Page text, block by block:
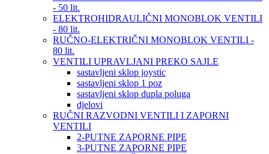
- 50 lit.
ELEKTROHIDRAULIČNI MONOBLOK VENTILI
- 80 lit.
RUČNO-ELEKTRIČNI MONOBLOK VENTILI -
80 lit.
VENTILI UPRAVLJANI PREKO SAJLE
sastavljeni sklop joystic
sastavljeni sklop 1 poz
sastavljeni sklop dupla poluga
djelovi
RUČNI RAZVODNI VENTILI I ZAPORNI
VENTILI
2-PUTNE ZAPORNE PIPE
3-PUTNE ZAPORNE PIPE